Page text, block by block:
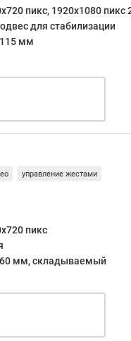
пикс, 1920x1080 пикс
для стабилизации
мм
управление жестами
пикс
мм, складываемый